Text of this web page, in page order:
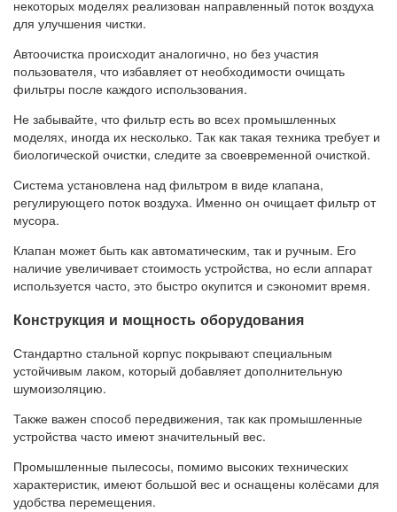
некоторых моделях реализован направленный поток воздуха
для улучшения чистки.
Автоочистка происходит аналогично, но без участия
пользователя, что избавляет от необходимости очищать
фильтры после каждого использования.
Не забывайте, что фильтр есть во всех промышленных
моделях, иногда их несколько. Так как такая техника требует и
биологической очистки, следите за своевременной очисткой.
Система установлена над фильтром в виде клапана,
регулирующего поток воздуха. Именно он очищает фильтр от
мусора.
Клапан может быть как автоматическим, так и ручным. Его
наличие увеличивает стоимость устройства, но если аппарат
используется часто, это быстро окупится и сэкономит время.
Конструкция и мощность оборудования
Стандартно стальной корпус покрывают специальным
устойчивым лаком, который добавляет дополнительную
шумоизоляцию.
Также важен способ передвижения, так как промышленные
устройства часто имеют значительный вес.
Промышленные пылесосы, помимо высоких технических
характеристик, имеют большой вес и оснащены колёсами для
удобства перемещения.